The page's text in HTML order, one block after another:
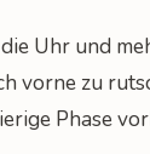
Uhr und
vorne zu
Phase